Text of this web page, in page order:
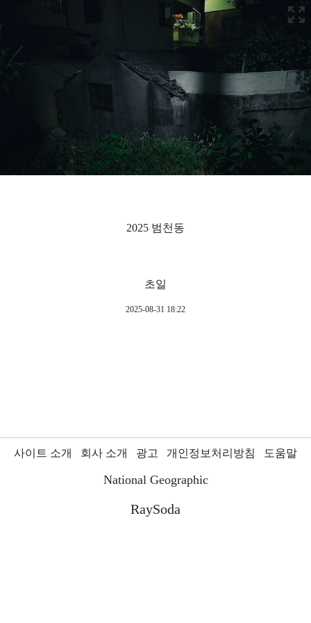
2025 범천동
초일
2025-08-31 18:22
사이트 소개 회사 소개 광고 개인정보처리방침 도움말
National Geographic
RaySoda